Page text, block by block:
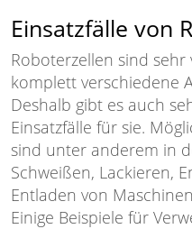
Einsatzfälle von
Roboterzellen sind
komplett verschiedene
Deshalb gibt es auch
Einsatzfälle für sie.
sind unter anderem in
Schweißen, Lackieren,
Entladen von
Einige Beispiele für